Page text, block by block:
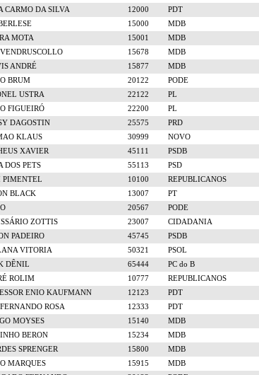
CARMO DA SILVA 12000 PDT
15000 MDB
MOTA 15001 MDB
15678 MDB
ANDRÉ 15877 MDB
BRUM 20122 PODE
USTRA 22122 PL
FIGUEIRÓ 22200 PL
DAGOSTIN 25575 PRD
KLAUS 30999 NOVO
XAVIER 45111 PSDB
DOS PETS 55113 PSD
PIMENTEL 10100 REPUBLICANOS
BLACK 13007 PT
20567 PODE
ZOTTIS 23007 CIDADANIA
PADEIRO 45745 PSDB
VITORIA 50321 PSOL
DÊNIL 65444 PC do B
ROLIM 10777 REPUBLICANOS
ENIO KAUFMANN 12123 PDT
ROSA 12333 PDT
MOYSES 15140 MDB
BERON 15234 MDB
SPRENGER 15800 MDB
MARQUES 15915 MDB